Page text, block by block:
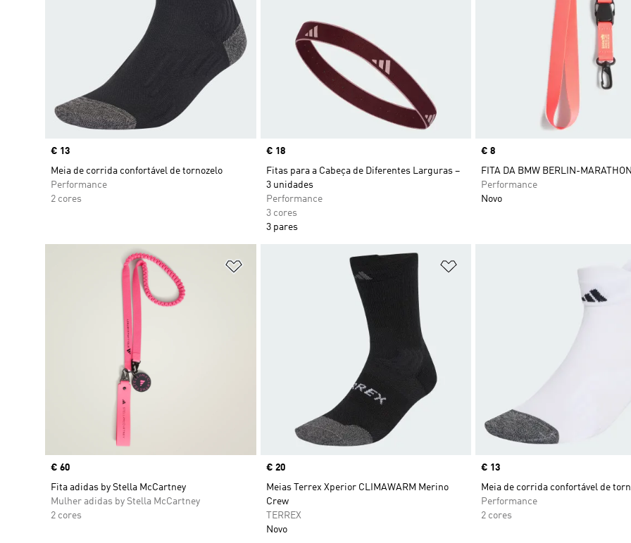
Price
€ 13
Meia de corrida confortável de tornozelo
Performance
2 cores
Price
€ 18
Fitas para a Cabeça de Diferentes Larguras –
3 unidades
Performance
3 cores
3 pares
Price
€ 8
FITA DA BMW BERLIN-
Performance
Novo
Adicionar à Lista de Desejos
Price
€ 60
Fita adidas by Stella McCartney
Mulher adidas by Stella McCartney
2 cores
Price
€ 20
Meias Terrex Xperior CLIMAWARM Merino
Crew
TERREX
Novo
Price
€ 13
Meia de corrida confortável de
Performance
2 cores